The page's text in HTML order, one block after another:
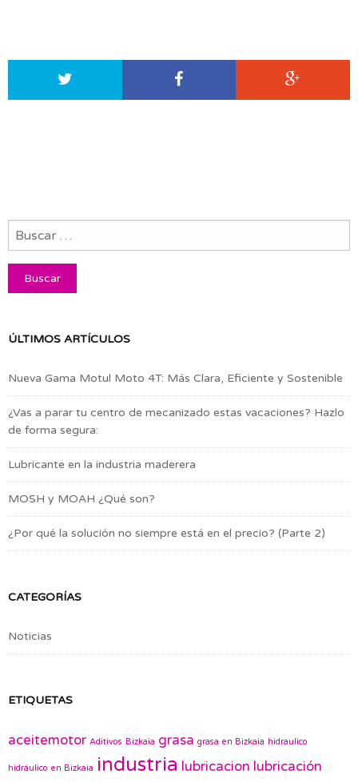
ÚLTIMOS ARTÍCULOS
Nueva Gama Motul Moto 4T: Más Clara, Eficiente y Sostenible
¿Vas a parar tu centro de mecanizado estas vacaciones? Hazlo
de forma segura:
Lubricante en la industria maderera
MOSH y MOAH ¿Qué son?
¿Por qué la solución no siempre está en el precio? (Parte 2)
CATEGORÍAS
Noticias
ETIQUETAS
aceitemotor Aditivos Bizkaia grasa grasa en Bizkaia hidraulico
hidráulico en Bizkaia industria lubricacion lubricación